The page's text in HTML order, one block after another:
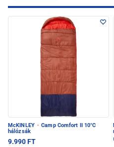
McKINLEY · Camp Comfort II 10°C
hálózsák
9.990 FT